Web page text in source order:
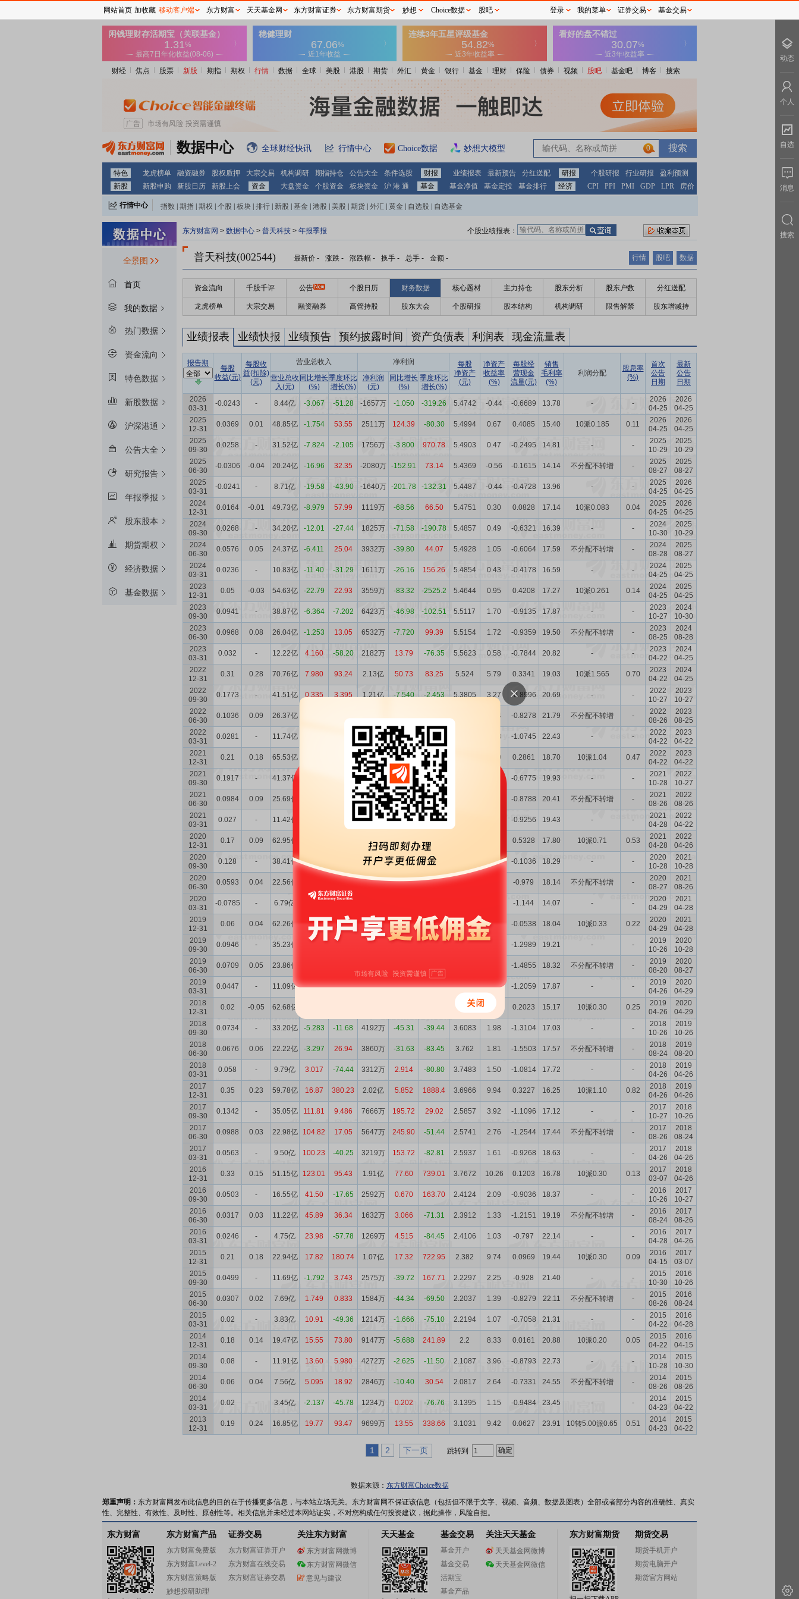
财经 焦点 股票 新股 期指 期权 行情 数据 全球 美股 港股 期货 外汇 黄金 银行 基金 理财 保险 债券 视频 股吧 基金吧 博客 搜索
数据中心 全球财经快讯 行情中心 Choice数据 妙想大模型 0
特色 龙虎榜单 融资融券 股权质押 大宗交易 机构调研 期指持仓 公告大全 条件选股 财报 业绩报表 最新预告 分红送配 研报 个股研报 行业研报
盈利预测
新股
新股申购 新股日历 新股上会 资金 大盘资金 个股资金 板块资金 沪 港 通 基金 基金净值 基金定投 基金排行 经济 CPI PPI PMI GDP LPR 房价
行情中心 指数 期指 期权 个股 板块 排行 新股 基金 港股 美股 期货 外汇 黄金 自选股 自选基金
全景图
首页
我的数据
热门数据
资金流向
特色数据
新股数据
沪深港通
公告大全
研究报告
年报季报
股东股本
期货期权
经济数据
基金数据
东方财富网 > 数据中心 > 普天科技 > 年报季报 个股业绩报表：
普天科技(002544) 最新价 - 涨跌 - 涨跌幅 - 换手 - 总手 - 金额 - 行情 股吧 数据
资金流向 千股千评 公告 个股日历 财务数据 核心题材 主力持仓 股东分析 股东户数 分红送配
龙虎榜单 大宗交易 融资融券 高管持股 股东大会 个股研报 股本结构 机构调研 限售解禁 股东增减持
业绩报表 业绩快报 业绩预告 预约披露时间 资产负债表 利润表 现金流量表
报告期
每股
收益(元)
每股收
益(扣除)
(元)
营业总收入 净利润
每股
净资产
(元)
净资产
收益率
(%)
每股经
营现金
流量(元)
销售
毛利率
(%)
利润分配
股息率
(%)
首次
公告
日期
最新
公告
日期
营业总收
入(元)
同比增长
(%)
季度环比
增长(%)
净利润
(元)
同比增长
(%)
季度环比
增长(%)
2026
03-31
-0.0243 - 8.44亿 -3.067 -51.28 -1657万 -1.050 -319.26 5.4742 -0.44 -0.6689 13.78 - -
2026
04-25
2026
04-25
2025
12-31
0.0369 0.01 48.85亿 -1.754 53.55 2511万 124.39 -80.30 5.4994 0.67 0.4085 15.40 10派0.185 0.11
2026
04-25
2026
04-25
2025
09-30
0.0258 - 31.52亿 -7.824 -2.105 1756万 -3.800 970.78 5.4903 0.47 -0.2495 14.81 - -
2025
10-29
2025
10-29
2025
06-30
-0.0306 -0.04 20.24亿 -16.96 32.35 -2080万 -152.91 73.14 5.4369 -0.56 -0.1615 14.14 不分配不转增 -
2025
08-27
2025
08-27
2025
03-31
-0.0241 - 8.71亿 -19.58 -43.90 -1640万 -201.78 -132.31 5.4487 -0.44 -0.4728 13.96 - -
2025
04-25
2026
04-25
2024
12-31
0.0164 -0.01 49.73亿 -8.979 57.99 1119万 -68.56 66.50 5.4751 0.30 0.0828 17.14 10派0.083 0.04
2025
04-25
2026
04-25
2024
09-30
0.0268 - 34.20亿 -12.01 -27.44 1825万 -71.58 -190.78 5.4857 0.49 -0.6321 16.39 - -
2024
10-30
2025
10-29
2024
06-30
0.0576 0.05 24.37亿 -6.411 25.04 3932万 -39.80 44.07 5.4928 1.05 -0.6064 17.59 不分配不转增 -
2024
08-28
2025
08-27
2024
03-31
0.0236 - 10.83亿 -11.40 -31.29 1611万 -26.16 156.26 5.4854 0.43 -0.4178 16.59 - -
2024
04-25
2025
04-25
2023
12-31
0.05 -0.03 54.63亿 -22.79 22.93 3559万 -83.32 -2525.2 5.4644 0.95 0.4208 17.27 10派0.261 0.14
2024
04-25
2025
04-25
2023
09-30
0.0941 - 38.87亿 -6.364 -7.202 6423万 -46.98 -102.51 5.5117 1.70 -0.9135 17.87 - -
2023
10-27
2024
10-30
2023
06-30
0.0968 0.08 26.04亿 -1.253 13.05 6532万 -7.720 99.39 5.5154 1.72 -0.9359 19.50 不分配不转增 -
2023
08-25
2024
08-28
2023
03-31
0.032 - 12.22亿 4.160 -58.20 2182万 13.79 -76.35 5.5623 0.58 -0.7844 20.82 - -
2023
04-22
2024
04-25
2022
12-31
0.31 0.28 70.76亿 7.980 93.24 2.13亿 50.73 83.25 5.524 5.79 0.3341 19.03 10派1.565 0.70
2023
04-22
2024
04-25
2022
09-30
0.1773 - 41.51亿 0.335 3.395 1.21亿 -7.540 -2.453 5.3805 3.27 -0.8996 20.69 - -
2022
10-27
2023
10-27
2022
06-30
0.1036 0.09 26.37亿 1.94 -0.8278 21.79 不分配不转增 -
2022
08-26
2023
08-25
2022
03-31
0.0281 - 11.74亿 1917万 3.810 0.53 -1.0745 22.43 - -
2022
04-22
2023
04-22
2021
12-31
0.21 0.18 65.53亿 54.06 1.42亿 47.04 -83.45 3.99 0.2861 18.70 10派1.04 0.47
2022
04-22
2023
04-22
2021
09-30
0.1917 - 41.37亿 9.904 1.31亿 78.47 30.81 -0.6775 19.93 - -
2021
10-28
2022
10-27
2021
06-30
0.0984 0.09 25.69亿 24.91 6723万 98.58 163.99 -0.8788 20.41 不分配不转增 -
2021
08-26
2022
08-26
2021
03-31
0.027 - 11.42亿 -53.46 1847万 141.19 -19.24 -0.9256 19.43 - -
2021
04-28
2022
04-22
2020
12-31
0.17 0.09 62.95亿 9628万 163.09 -42.18 0.5328 17.80 10派0.71 0.53
2021
04-28
2022
04-26
2020
09-30
0.128 - 38.41亿 9.017 7341万 35.87 -49.74 3.49 -0.1036 18.29 - -
2020
10-28
2021
10-28
2020
06-30
0.0593 0.04 22.56亿 132.14 3386万 -16.41 275.50 3.6312 -0.979 18.14 不分配不转增 -
2020
08-27
2021
08-26
2020
03-31
-0.0785 - 6.79亿 -74.87 -1.144 14.07 - -
2020
04-29
2021
04-28
2019
12-31
0.06 0.04 62.26亿 -0.671 137.64 3660万 165.57 -228.87 3.6377 1.77 -0.0538 18.04 10派0.33 0.22
2020
04-29
2021
04-28
2019
09-30
0.0946 - 35.23亿 -1.2989 19.21 - -
2019
10-26
2020
10-28
2019
06-30
0.0709 0.05 23.86亿 -1.4855 18.32 不分配不转增 -
2019
08-20
2020
08-27
2019
03-31
0.0447 - 11.09亿 13.31 -62.38 2555万 -22.85 190.80 3.6307 1.25 -1.2059 17.87 - -
2019
04-26
2020
04-29
2018
12-31
0.02 -0.05 62.68亿 3.5953 0.66 0.2023 15.17 10派0.30 0.25
2019
04-26
2020
04-29
2018
09-30
0.0734 - 33.20亿 -5.283 -11.68 4192万 -45.31 -39.44 3.6083 1.98 -1.3104 17.03 - -
2018
10-26
2019
10-26
2018
06-30
0.0676 0.06 22.22亿 -3.297 26.94 3860万 -31.63 -83.45 3.762 1.81 -1.5503 17.57 不分配不转增 -
2018
08-24
2019
08-20
2018
03-31
0.058 - 9.79亿 3.017 -74.44 3312万 2.914 -80.80 3.7483 1.50 -1.0814 17.72 - -
2018
04-26
2019
04-26
2017
12-31
0.35 0.23 59.78亿 16.87 380.23 2.02亿 5.852 1888.4 3.6966 9.94 0.3227 16.25 10派1.10 0.82
2018
04-26
2019
04-26
2017
09-30
0.1342 - 35.05亿 111.81 9.486 7666万 195.72 29.02 2.5857 3.92 -1.1096 17.12 - -
2017
10-27
2018
10-26
2017
06-30
0.0988 0.03 22.98亿 104.82 17.05 5647万 245.90 -51.44 2.5741 2.76 -1.2544 17.44 不分配不转增 -
2017
08-26
2018
08-24
2017
03-31
0.0563 - 9.50亿 100.23 -40.25 3219万 153.72 -82.81 2.5937 1.61 -0.9268 18.63 - -
2017
04-26
2018
04-26
2016
12-31
0.33 0.15 51.15亿 123.01 95.43 1.91亿 77.60 739.01 3.7672 10.26 0.1203 16.78 10派0.30 0.13
2017
03-07
2018
04-26
2016
09-30
0.0503 - 16.55亿 41.50 -17.65 2592万 0.670 163.70 2.4124 2.09 -0.9036 18.37 - -
2016
10-26
2017
10-27
2016
06-30
0.0317 0.03 11.22亿 45.89 36.34 1632万 3.066 -71.31 2.3912 1.33 -1.2151 19.19 不分配不转增 -
2016
08-24
2017
08-26
2016
03-31
0.0246 - 4.75亿 23.98 -57.78 1269万 4.515 -84.45 2.4106 1.03 -0.797 22.14 - -
2016
04-28
2017
04-26
2015
12-31
0.21 0.18 22.94亿 17.82 180.74 1.07亿 17.32 722.95 2.382 9.74 0.0969 19.44 10派0.30 0.09
2016
04-15
2017
03-07
2015
09-30
0.0499 - 11.69亿 -1.792 3.743 2575万 -39.72 167.71 2.2297 2.25 -0.928 21.40 - -
2015
10-30
2016
10-26
2015
06-30
0.0307 0.02 7.69亿 1.749 0.833 1584万 -44.34 -69.50 2.2037 1.39 -0.8279 22.11 不分配不转增 -
2015
08-26
2016
08-24
2015
03-31
0.02 - 3.83亿 10.91 -49.36 1214万 -1.666 -75.10 2.2194 1.07 -0.7058 21.31 - -
2015
04-22
2016
04-28
2014
12-31
0.18 0.14 19.47亿 15.55 73.80 9147万 -5.688 241.89 2.2 8.33 0.0161 20.88 10派0.20 0.05
2015
04-22
2016
04-15
2014
09-30
0.08 - 11.91亿 13.60 5.980 4272万 -2.625 -11.50 2.1087 3.96 -0.8793 22.73 - -
2014
10-28
2015
10-30
2014
06-30
0.06 0.04 7.56亿 5.095 18.92 2846万 -10.40 30.54 2.0817 2.64 -0.7331 24.55 不分配不转增 -
2014
08-26
2015
08-26
2014
03-31
0.02 - 3.45亿 -2.137 -45.78 1234万 0.202 -76.76 3.1395 1.15 -0.9484 23.45 - -
2014
04-23
2015
04-22
2013
12-31
0.19 0.24 16.85亿 19.77 93.47 9699万 13.55 338.66 3.1031 9.42 0.0627 23.91 10转5.00派0.65 0.51
2014
04-23
2015
04-22
1 2 下一页 跳转到
数据来源： 东方财富Choice数据
郑重声明： 东方财富网发布此信息的目的在于传播更多信息，与本站立场无关。东方财富网不保证该信息（包括但不限于文字、视频、音频、数据及图表）全部或者部分内容的准确性、真实
性、完整性、有效性、及时性、原创性等。相关信息并未经过本网站证实，不对您构成任何投资建议，据此操作，风险自担。
东方财富 东方财富产品
东方财富免费版
东方财富Level-2
东方财富策略版
妙想投研助理
证券交易
东方财富证券开户
东方财富在线交易
东方财富证券交易
关注东方财富
东方财富网微博
东方财富网微信
意见与建议
天天基金 基金交易
基金开户
基金交易
活期宝
基金产品
关注天天基金
天天基金网微博
天天基金网微信
东方财富期货 期货交易
期货手机开户
期货电脑开户
期货官方网站
网站首页 加收藏 移动客户端 东方财富 天天基金网 东方财富证券 东方财富期货 妙想 Choice数据 股吧 登录 我的菜单 证券交易 基金交易
动态
个人
自选
消息
搜索